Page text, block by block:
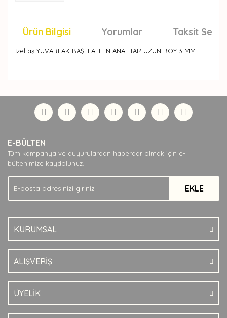
Ürün Bilgisi Yorumlar Taksit
İzeltaş YUVARLAK BAŞLI ALLEN ANAHTAR UZUN BOY 3 MM
Yorum Yaz
formunu kullanarak tarafımıza iletebilirsiniz.
Görüş ve önerileriniz için teşekkür ederiz.
Ürün açıklamasında eksik bilgiler bulunuyor.
Ürün bilgilerinde hatalar bulunuyor.
Ürün fiyatı diğer sitelerden daha pahalı.
Bu ürüne benzer farklı alternatifler olmalı.
E-BÜLTEN
Tüm kampanya ve duyurulardan haberdar olmak için e-
bültenimize kaydolunuz.
EKLE
KURUMSAL
ALIŞVERİŞ
ÜYELİK